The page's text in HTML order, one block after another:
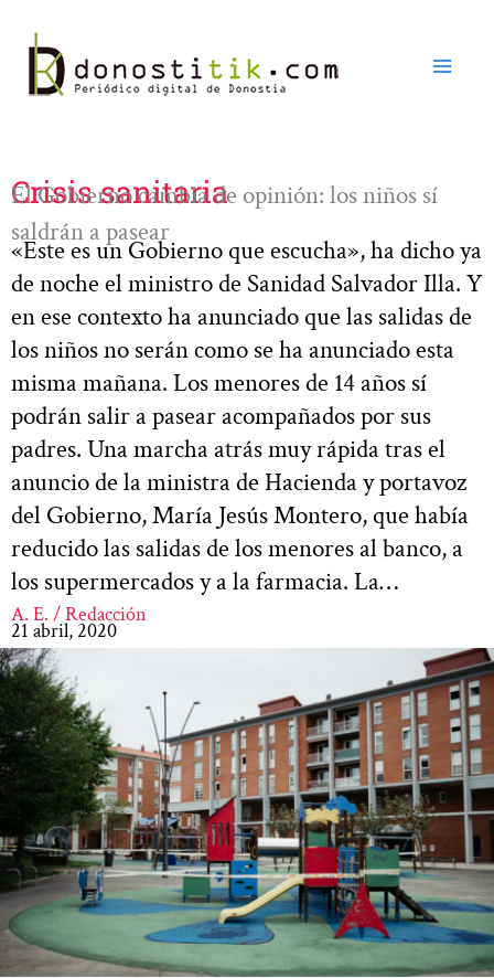
contenido
Crisis sanitaria
El Gobierno cambia de opinión: los niños sí
saldrán a pasear
«Este es un Gobierno que escucha», ha dicho ya
de noche el ministro de Sanidad Salvador Illa. Y
en ese contexto ha anunciado que las salidas de
los niños no serán como se ha anunciado esta
misma mañana. Los menores de 14 años sí
podrán salir a pasear acompañados por sus
padres. Una marcha atrás muy rápida tras el
anuncio de la ministra de Hacienda y portavoz
del Gobierno, María Jesús Montero, que había
reducido las salidas de los menores al banco, a
los supermercados y a la farmacia. La…
A. E. / Redacción
21 abril, 2020